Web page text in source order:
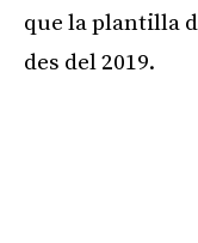
que la plantilla
des del 2019.